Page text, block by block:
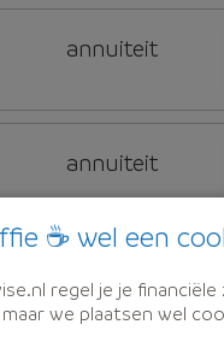
annuiteit
annuiteit
annuiteit
☕ wel een
regel je je
we plaatsen wel